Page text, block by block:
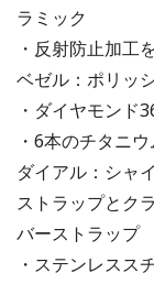
ラミック
・反射防止加工
ベゼル：ポリッ
・ダイヤモンド
・6本のチタニ
ダイアル：シャ
ストラップとク
バーストラップ
・ステンレスス